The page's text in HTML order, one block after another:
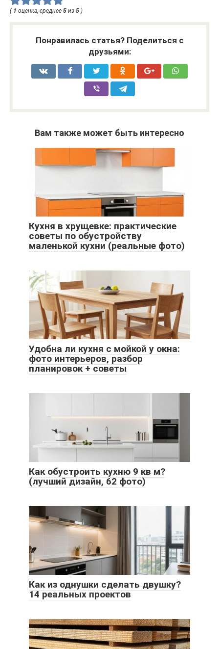
( 1 оценка, среднее 5 из 5 )
Понравилась статья? Поделиться с
друзьями:
Вам также может быть интересно
Кухня в хрущевке: практические
советы по обустройству
маленькой кухни (реальные фото)
​Удобна ли кухня с мойкой у окна:
фото интерьеров, разбор
планировок + советы
Как обустроить кухню 9 кв м?
(лучший дизайн, 62 фото)
Как из однушки сделать двушку?
14 реальных проектов